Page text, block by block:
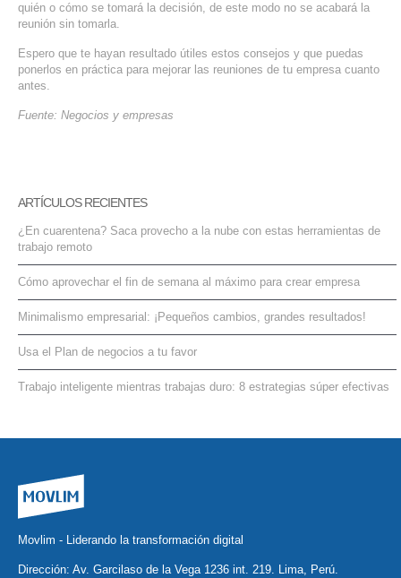
quién o cómo se tomará la decisión, de este modo no se acabará la
reunión sin tomarla.
Espero que te hayan resultado útiles estos consejos y que puedas
ponerlos en práctica para mejorar las reuniones de tu empresa cuanto
antes.
Fuente: Negocios y empresas
ARTÍCULOS RECIENTES
¿En cuarentena? Saca provecho a la nube con estas herramientas de
trabajo remoto
Cómo aprovechar el fin de semana al máximo para crear empresa
Minimalismo empresarial: ¡Pequeños cambios, grandes resultados!
Usa el Plan de negocios a tu favor
Trabajo inteligente mientras trabajas duro: 8 estrategias súper efectivas
Movlim - Liderando la transformación digital
Dirección: Av. Garcilaso de la Vega 1236 int. 219. Lima, Perú.